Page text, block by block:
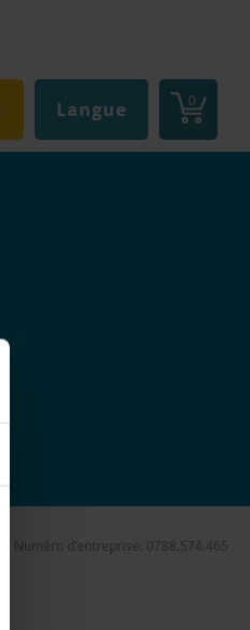
0
Langue
Numéro d'entreprise: 0788.574.465